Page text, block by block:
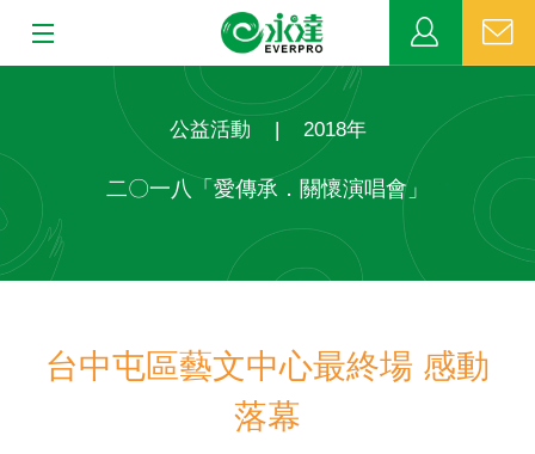
MDRT
公益活動
公益活動 | 2018年
二〇一八「愛傳承．關懷演唱會」
台中屯區藝文中心最終場 感動
落幕